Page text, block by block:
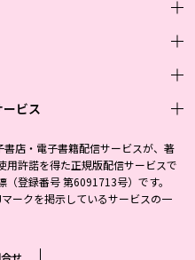
yomitai
ション
ビス
店・電子書籍配信サービスが、著
用許諾を得た正規版配信サービスで
（登録番号 第6091713号）です。
ークを掲示しているサービスの一
せ